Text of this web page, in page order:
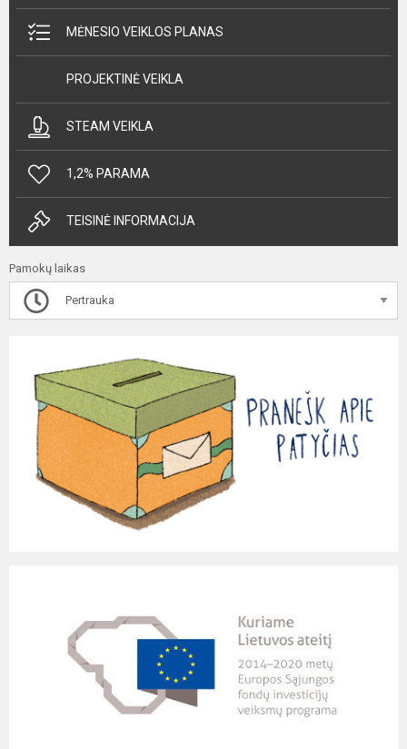
MĖNESIO VEIKLOS PLANAS
PROJEKTINĖ VEIKLA
STEAM VEIKLA
1,2% PARAMA
TEISINĖ INFORMACIJA
Pamokų laikas
Pertrauka